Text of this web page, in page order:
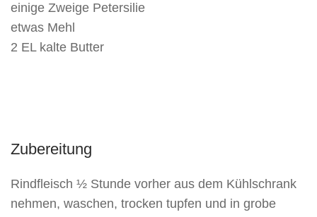
einige Zweige Petersilie
etwas Mehl
2 EL kalte Butter
Zubereitung
Rindfleisch ½ Stunde vorher aus dem Kühlschrank
nehmen, waschen, trocken tupfen und in grobe